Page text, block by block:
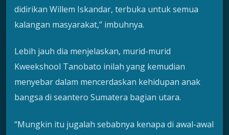
didirikan Willem Iskandar, terbuka untuk semua
kalangan masyarakat,” imbuhnya.
Lebih jauh dia menjelaskan, murid-murid
Kweekshool Tanobato inilah yang kemudian
menyebar dalam mencerdaskan kehidupan anak
bangsa di seantero Sumatera bagian utara.
“Mungkin itu jugalah sebabnya kenapa di awal-awal